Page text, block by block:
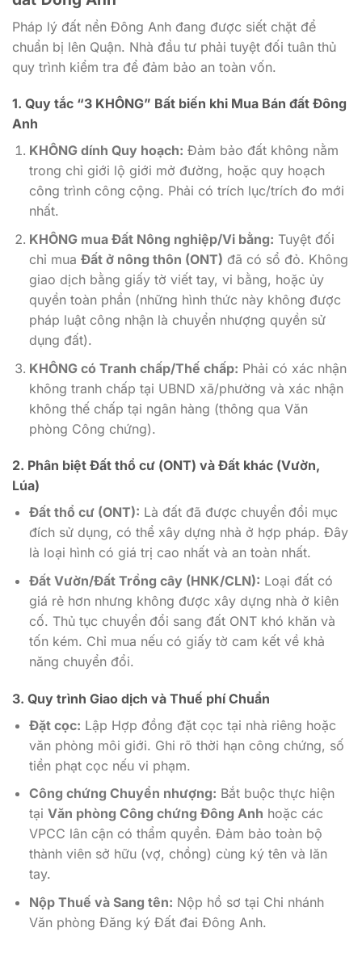
Pháp lý đất nền Đông Anh đang được siết chặt để
chuẩn bị lên Quận. Nhà đầu tư phải tuyệt đối tuân thủ
quy trình kiểm tra để đảm bảo an toàn vốn.
1. Quy tắc “3 KHÔNG” Bất biến khi Mua Bán đất Đông
Anh
KHÔNG dính Quy hoạch: Đảm bảo đất không nằm
trong chỉ giới lộ giới mở đường, hoặc quy hoạch
công trình công cộng. Phải có trích lục/trích đo mới
nhất.
KHÔNG mua Đất Nông nghiệp/Vi bằng: Tuyệt đối
chỉ mua Đất ở nông thôn (ONT) đã có sổ đỏ. Không
giao dịch bằng giấy tờ viết tay, vi bằng, hoặc ủy
quyền toàn phần (những hình thức này không được
pháp luật công nhận là chuyển nhượng quyền sử
dụng đất).
KHÔNG có Tranh chấp/Thế chấp: Phải có xác nhận
không tranh chấp tại UBND xã/phường và xác nhận
không thế chấp tại ngân hàng (thông qua Văn
phòng Công chứng).
2. Phân biệt Đất thổ cư (ONT) và Đất khác (Vườn,
Lúa)
Đất thổ cư (ONT): Là đất đã được chuyển đổi mục
đích sử dụng, có thể xây dựng nhà ở hợp pháp. Đây
là loại hình có giá trị cao nhất và an toàn nhất.
Đất Vườn/Đất Trồng cây (HNK/CLN): Loại đất có
giá rẻ hơn nhưng không được xây dựng nhà ở kiên
cố. Thủ tục chuyển đổi sang đất ONT khó khăn và
tốn kém. Chỉ mua nếu có giấy tờ cam kết về khả
năng chuyển đổi.
3. Quy trình Giao dịch và Thuế phí Chuẩn
Đặt cọc: Lập Hợp đồng đặt cọc tại nhà riêng hoặc
văn phòng môi giới. Ghi rõ thời hạn công chứng, số
tiền phạt cọc nếu vi phạm.
Công chứng Chuyển nhượng: Bắt buộc thực hiện
tại Văn phòng Công chứng Đông Anh hoặc các
VPCC lân cận có thẩm quyền. Đảm bảo toàn bộ
thành viên sở hữu (vợ, chồng) cùng ký tên và lăn
tay.
Nộp Thuế và Sang tên: Nộp hồ sơ tại Chi nhánh
Văn phòng Đăng ký Đất đai Đông Anh.